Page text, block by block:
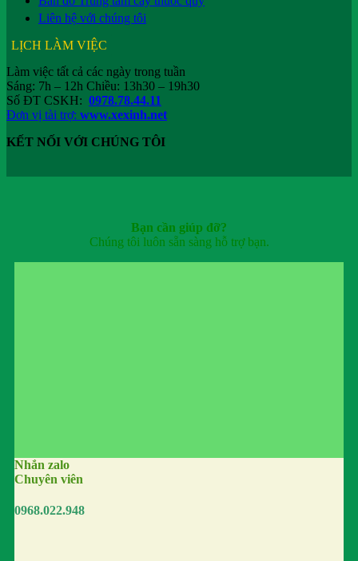
Liên hệ với chúng tôi
LỊCH LÀM VIỆC
Làm việc tất cả các ngày trong tuần
Sáng: 7h – 12h Chiều: 13h30 – 19h30
Số ĐT CSKH: 0978.78.44.11
Đơn vị tài trợ: www.xexinh.net
KẾT NỐI VỚI CHÚNG TÔI
Bạn cần giúp đỡ?
Chúng tôi luôn sẵn sàng hỗ trợ bạn.
Nhắn zalo
Chuyên viên
0968.022.948